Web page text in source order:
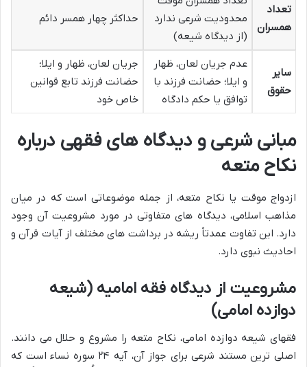
تعداد
همسران
محدودیت شرعی ندارد
(از دیدگاه شیعه)
حداکثر چهار همسر دائم
سایر
حقوق
عدم جریان لعان، ظهار
و ایلا؛ حضانت فرزند با
توافق یا حکم دادگاه
جریان لعان، ظهار و ایلا؛
حضانت فرزند تابع قوانین
خاص خود
مبانی شرعی و دیدگاه های فقهی درباره
نکاح متعه
ازدواج موقت یا نکاح متعه، از جمله موضوعاتی است که در میان
مذاهب اسلامی، دیدگاه های متفاوتی در مورد مشروعیت آن وجود
دارد. این تفاوت عمدتاً ریشه در برداشت های مختلف از آیات قرآن و
احادیث نبوی دارد.
مشروعیت از دیدگاه فقه امامیه (شیعه
دوازده امامی)
فقهای شیعه دوازده امامی، نکاح متعه را مشروع و حلال می دانند.
اصلی ترین مستند شرعی برای جواز آن، آیه ۲۴ سوره نساء است که